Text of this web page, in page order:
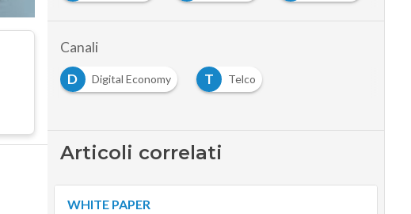
Canali
D
Digital Economy T Telco
Articoli correlati
WHITE PAPER